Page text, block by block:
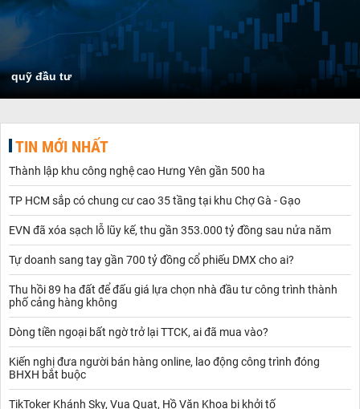
quỹ đầu tư
TIN MỚI NHẤT
Thành lập khu công nghệ cao Hưng Yên gần 500 ha
TP HCM sắp có chung cư cao 35 tầng tại khu Chợ Gà - Gạo
EVN đã xóa sạch lỗ lũy kế, thu gần 353.000 tỷ đồng sau nửa năm
Tự doanh sang tay gần 700 tỷ đồng cổ phiếu DMX cho ai?
Thu hồi 89 ha đất để đấu giá lựa chọn nhà đầu tư công trình thành
phố cảng hàng không
Dòng tiền ngoại bất ngờ trở lại TTCK, ai đã mua vào?
Kiến nghị đưa người bán hàng online, lao động công trình đóng
BHXH bắt buộc
TikToker Khánh Sky, Vua Quạt, Hồ Văn Khoa bị khởi tố